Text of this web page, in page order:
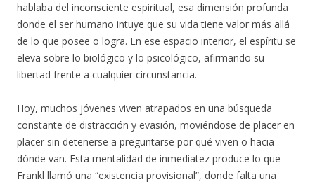
hablaba del inconsciente espiritual, esa dimensión profunda
donde el ser humano intuye que su vida tiene valor más allá
de lo que posee o logra. En ese espacio interior, el espíritu se
eleva sobre lo biológico y lo psicológico, afirmando su
libertad frente a cualquier circunstancia.
Hoy, muchos jóvenes viven atrapados en una búsqueda
constante de distracción y evasión, moviéndose de placer en
placer sin detenerse a preguntarse por qué viven o hacia
dónde van. Esta mentalidad de inmediatez produce lo que
Frankl llamó una “existencia provisional”, donde falta una